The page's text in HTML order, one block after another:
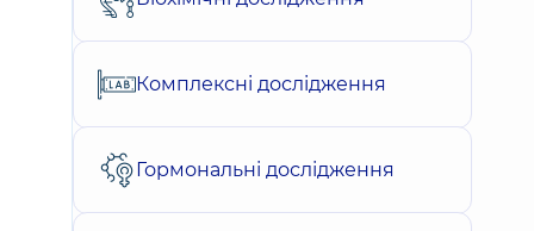
Комплексні дослідження
Гормональні дослідження